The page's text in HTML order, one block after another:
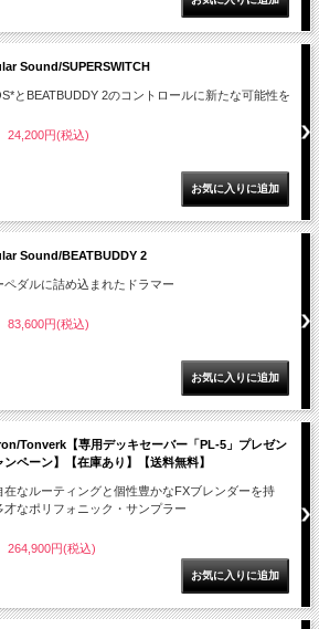
Sound/SUPERSWITCH
とBEATBUDDY 2のコントロールに新たな可能性を
24,200円(税込)
Sound/BEATBUDDY 2
ペダルに詰め込まれたドラマー
83,600円(税込)
Tonverk【専用デッキセーバー「PL-5」プレゼン
ンペーン】【在庫あり】【送料無料】
在なルーティングと個性豊かなFXブレンダーを持
才なポリフォニック・サンプラー
264,900円(税込)